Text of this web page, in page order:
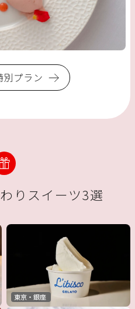
別プラン
りスイーツ3選
東京・銀座